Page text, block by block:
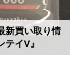
新買い取り情
イV』